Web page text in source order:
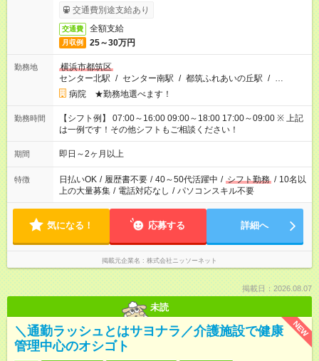
交通費別途支給あり
交通費 全額支給
月収例 25～30万円
勤務地
横浜市都筑区
センター北駅 / センター南駅 / 都筑ふれあいの丘駅 / …
病院 ★勤務地選べます！
勤務時間
【シフト例】 07:00～16:00 09:00～18:00 17:00～09:00 ※ 上記
は一例です！その他シフトもご相談ください！
期間 即日～2ヶ月以上
特徴 日払いOK / 履歴書不要 / 40～50代活躍中 / シフト勤務 / 10名以
上の大量募集 / 電話対応なし / パソコンスキル不要
気になる！ 応募する 詳細へ
掲載元企業名 株式会社ニッソーネット
掲載日：2026.08.07
未読
NEW
＼通勤ラッシュとはサヨナラ／介護施設で健康
管理中心のオシゴト